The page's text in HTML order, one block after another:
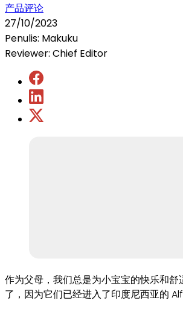
产品评论
27/10/2023
Penulis: Makuku
Reviewer: Chief Editor
作为父母，我们总是为小宝宝的快乐和
了，因为它们已经进入了印度尼西亚的